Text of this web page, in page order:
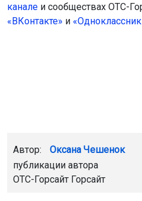
Новосибирские
турнире по
Ученики и студенты из
выиграли две золотые, две